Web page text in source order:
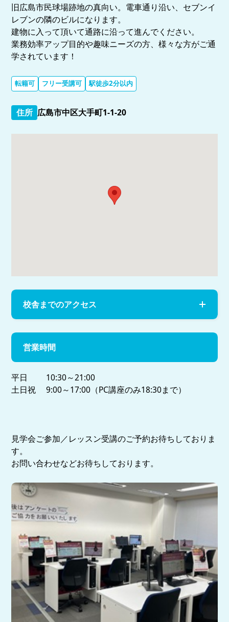
旧広島市民球場跡地の真向い。電車通り沿い、セブンイ
レブンの隣のビルになります。
建物に入って頂いて通路に沿って進んでください。
業務効率アップ目的や趣味ニーズの方、様々な方がご通
学されています！
転籍可 フリー受講可 駅徒歩2分以内
住所 広島市中区大手町1-1-20
校舎までのアクセス
営業時間
平日 10:30～21:00
土日祝 9:00～17:00（PC講座のみ18:30まで）
見学会ご参加／レッスン受講のご予約お待ちしておりま
す。
お問い合わせなどお待ちしております。